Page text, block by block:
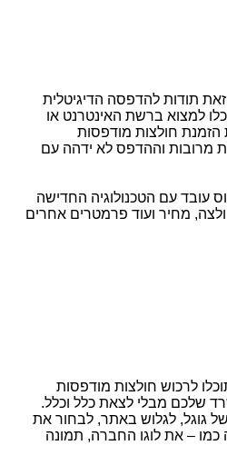
תודות להדפסה הדיגיטלית
למצוא ברשת האינטרנט או
חולצות מודפסות
מרובות וההדפס לא ידהה עם
עובד עם הטכנולוגיה החדישה
מחיר ועוד פרמטרים אחרים
לרכוש חולצות מודפסות
שלכם מבלי לצאת כלל וכלל.
גוגל, לגלוש באתר, לבחור את
כמו – את לוגו החברה, תמונה